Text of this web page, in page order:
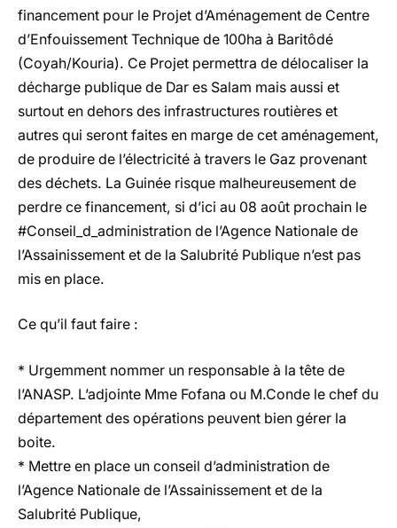
financement pour le Projet d’Aménagement de Centre
d’Enfouissement Technique de 100ha à Baritôdé
(Coyah/Kouria). Ce Projet permettra de délocaliser la
décharge publique de Dar es Salam mais aussi et
surtout en dehors des infrastructures routières et
autres qui seront faites en marge de cet aménagement,
de produire de l’électricité à travers le Gaz provenant
des déchets. La Guinée risque malheureusement de
perdre ce financement, si d’ici au 08 août prochain le
#Conseil_d_administration de l’Agence Nationale de
l’Assainissement et de la Salubrité Publique n’est pas
mis en place.
Ce qu’il faut faire :
* Urgemment nommer un responsable à la tête de
l’ANASP. L’adjointe Mme Fofana ou M.Conde le chef du
département des opérations peuvent bien gérer la
boite.
* Mettre en place un conseil d’administration de
l’Agence Nationale de l’Assainissement et de la
Salubrité Publique,